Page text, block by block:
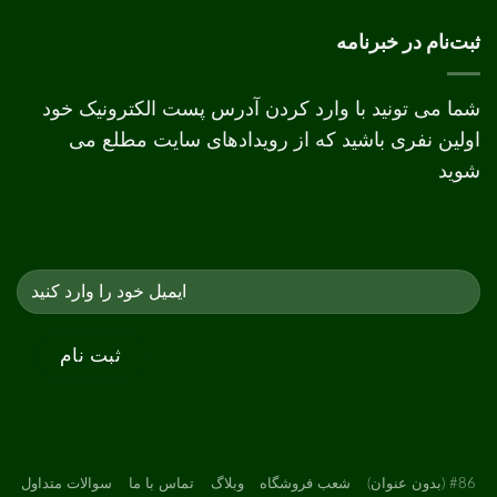
افست
ثبت‌نام در خبرنامه
شما می تونید با وارد کردن آدرس پست الکترونیک خود
اولین نفری باشید که از رویدادهای سایت مطلع می
شوید
#86 (بدون عنوان) شعب فروشگاه وبلاگ تماس با ما سوالات متداول